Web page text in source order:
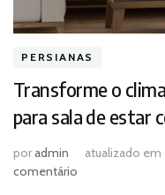
PERSIANAS
Transforme o
para sala de estar
poradmin atualizado em
comentário